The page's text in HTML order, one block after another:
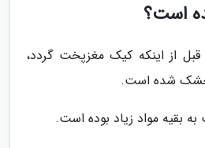
است؟
قبل از اینکه کیک مغزپخت گردد،
شده است.